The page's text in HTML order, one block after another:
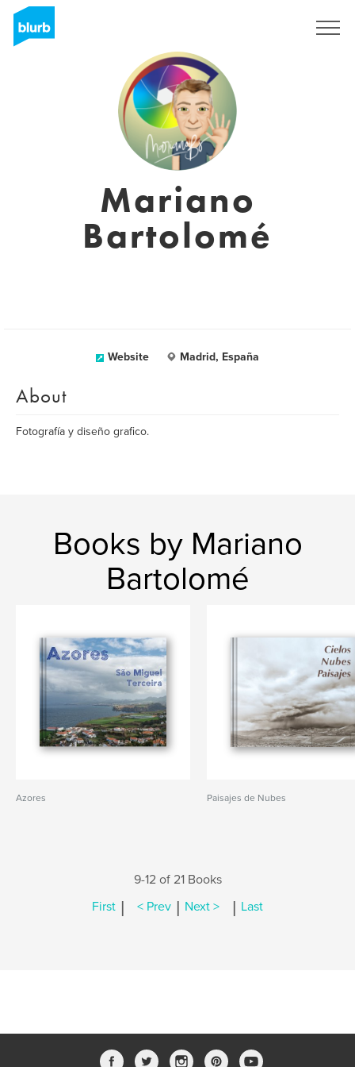
Mariano
Bartolomé
Website Madrid, España
About
Fotografía y diseño grafico.
Books by Mariano
Bartolomé
Azores Paisajes de Nubes
9-12 of 21 Books
First | < Prev | Next > | Last